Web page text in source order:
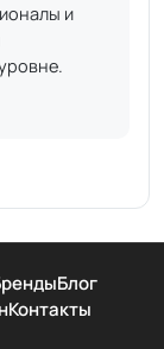
и
Блог
Контакты